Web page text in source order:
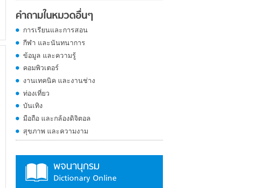
คำถามในหมวดอื่นๆ
การเรียนและการสอน
กีฬา และนันทนาการ
ข้อมูล และความรู้
คอมพิวเตอร์
งานเทคนิค และงานช่าง
ท่องเที่ยว
บันเทิง
มือถือ และกล้องดิจิตอล
สุขภาพ และความงาม
พจนานุกรม
Dictionary Online